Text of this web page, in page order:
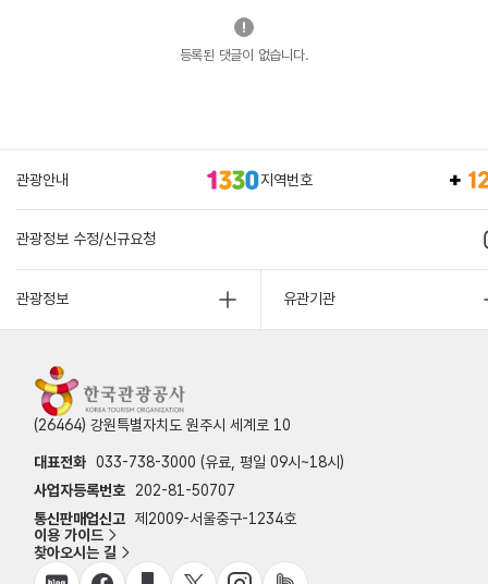
등록된 댓글이 없습니다.
관광안내 지역번호
관광정보 수정/신규요청
관광정보 유관기관
(26464) 강원특별자치도 원주시 세계로 10
대표전화 033-738-3000 (유료, 평일 09시~18시)
사업자등록번호
202-81-50707
통신판매업신고 제2009-서울중구-1234호
이용 가이드
찾아오시는 길